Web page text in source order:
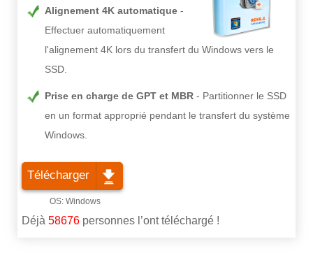
Alignement 4K automatique
Effectuer automatiquement
l'alignement 4K lors du transfert du Windows vers le
SSD.
Prise en charge de GPT et MBR
Partitionner le SSD
en un format approprié pendant le transfert du système
Windows.
Télécharger
Déjà 58676 personnes l’ont téléchargé !